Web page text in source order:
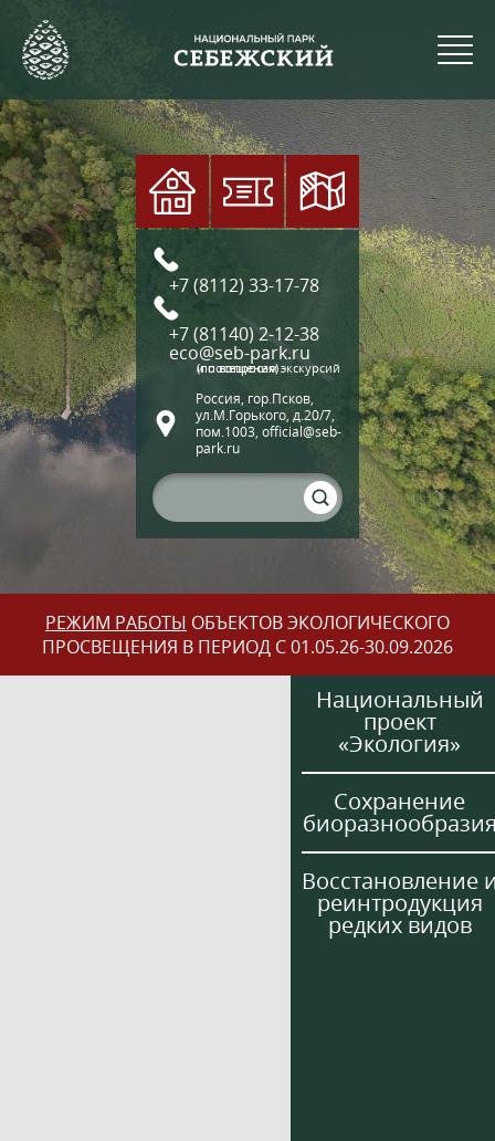
+7 (8112) 33-17-78
+7 (81140) 2-12-38
eco@seb-park.ru
(по вопросам экскурсий и посещения)
Россия, гор.Псков,
ул.М.Горького, д.20/7,
пом.1003, official@seb-
park.ru
РЕЖИМ РАБОТЫ ОБЪЕКТОВ ЭКОЛОГИЧЕСКОГО
ПРОСВЕЩЕНИЯ В ПЕРИОД С 01.05.26-30.09.2026
Национальный
проект
«Экология»
Сохранение
Восстановление
реинтродукция
редких видов